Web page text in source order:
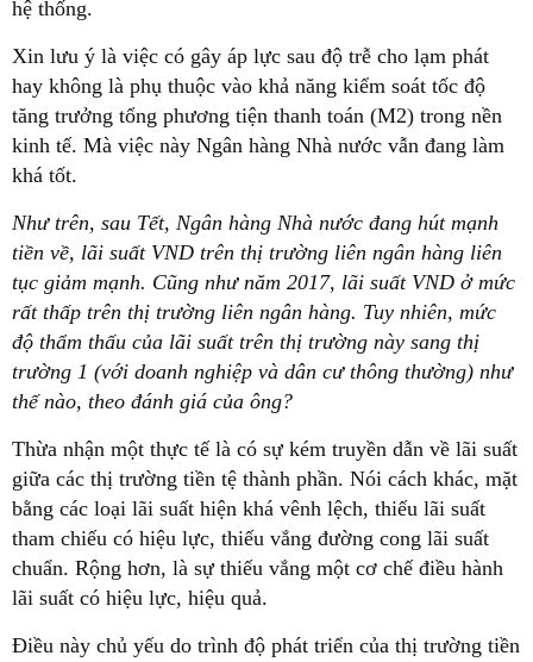
hệ thống.
Xin lưu ý là việc có gây áp lực sau độ trễ cho lạm phát
hay không là phụ thuộc vào khả năng kiểm soát tốc độ
tăng trưởng tổng phương tiện thanh toán (M2) trong nền
kinh tế. Mà việc này Ngân hàng Nhà nước vẫn đang làm
khá tốt.
Như trên, sau Tết, Ngân hàng Nhà nước đang hút mạnh
tiền về, lãi suất VND trên thị trường liên ngân hàng liên
tục giảm mạnh. Cũng như năm 2017, lãi suất VND ở mức
rất thấp trên thị trường liên ngân hàng. Tuy nhiên, mức
độ thẩm thấu của lãi suất trên thị trường này sang thị
trường 1 (với doanh nghiệp và dân cư thông thường) như
thế nào, theo đánh giá của ông?
Thừa nhận một thực tế là có sự kém truyền dẫn về lãi suất
giữa các thị trường tiền tệ thành phần. Nói cách khác, mặt
bằng các loại lãi suất hiện khá vênh lệch, thiếu lãi suất
tham chiếu có hiệu lực, thiếu vắng đường cong lãi suất
chuẩn. Rộng hơn, là sự thiếu vắng một cơ chế điều hành
lãi suất có hiệu lực, hiệu quả.
Điều này chủ yếu do trình độ phát triển của thị trường tiền